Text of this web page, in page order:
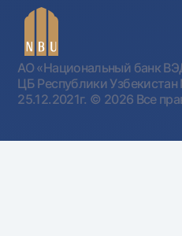
АО «Национальный банк
ЦБ Республики
25.12.2021г. © 2026 Все